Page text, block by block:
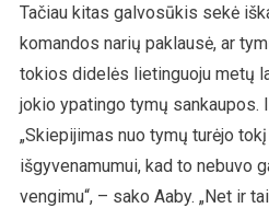
Tačiau kitas galvosūkis sekė
komandos narių paklausė, ar
tokios didelės lietinguoju metų
jokio ypatingo tymų sankaupos.
„Skiepijimas nuo tymų turėjo
išgyvenamumui, kad to nebuvo
vengimu“, – sako Aaby. „Net ir